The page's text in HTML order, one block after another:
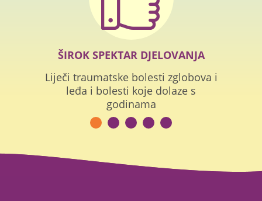
ŠIROK SPEKTAR DJELOVANJA
Liječi traumatske bolesti zglobova i
leđa i bolesti koje dolaze s
godinama